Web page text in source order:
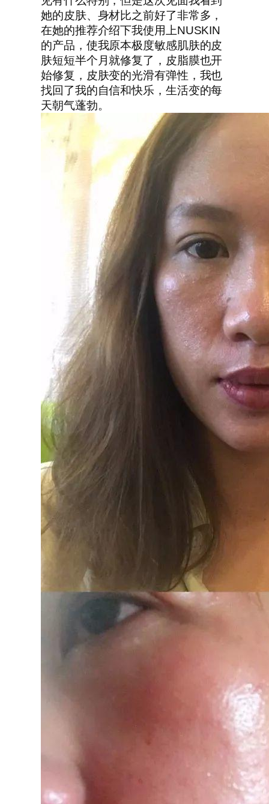
她的皮肤、身材比之前好了非常多，
在她的推荐介绍下我使用上NUSKIN
的产品，使我原本极度敏感肌肤的皮
肤短短半个月就修复了，皮脂膜也开
始修复，皮肤变的光滑有弹性，我也
找回了我的自信和快乐，生活变的每
天朝气蓬勃。